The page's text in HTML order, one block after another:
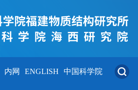
内网 ENGLISH 中国科学院